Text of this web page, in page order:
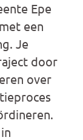
Epe
een
Je
door
over